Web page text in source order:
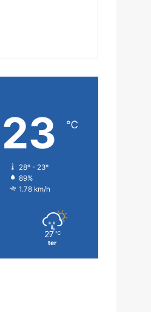
23 ℃
28º - 23º
89%
1.78 km/h
27 ℃
ter